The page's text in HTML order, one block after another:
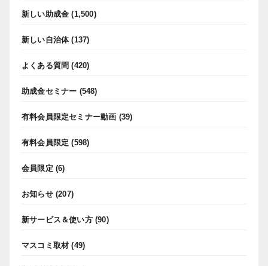
新しい助成金 (1,500)
新しい自治体(137)
よくある質問 (420)
助成金セミナー (548)
有料会員限定セミナー動画 (39)
有料会員限定 (598)
会員限定 (6)
お知らせ(207)
新サービス＆使い方(90)
マスコミ取材 (49)